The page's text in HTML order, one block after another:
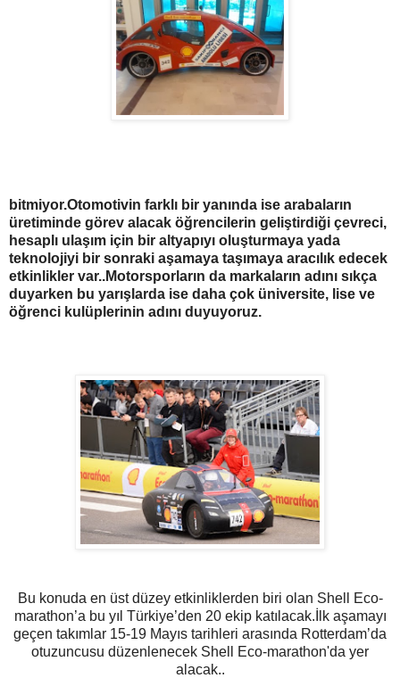
bitmiyor.Otomotivin farklı bir yanında ise arabaların
üretiminde görev alacak öğrencilerin geliştirdiği çevreci,
hesaplı ulaşım için bir altyapıyı oluşturmaya yada
teknolojiyi bir sonraki aşamaya taşımaya aracılık edecek
etkinlikler var..Motorsporların da markaların adını sıkça
duyarken bu yarışlarda ise daha çok üniversite, lise ve
öğrenci kulüplerinin adını duyuyoruz.
Bu konuda en üst düzey etkinliklerden biri olan Shell Eco-
marathon’a bu yıl Türkiye’den 20 ekip katılacak.İlk aşamayı
geçen takımlar 15-19 Mayıs tarihleri arasında Rotterdam’da
otuzuncusu düzenlenecek Shell Eco-marathon'da yer
alacak..